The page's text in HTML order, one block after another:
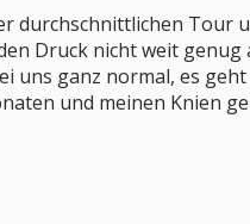
Tour
Druck nicht weit
uns ganz normal, es
und meinen Knien